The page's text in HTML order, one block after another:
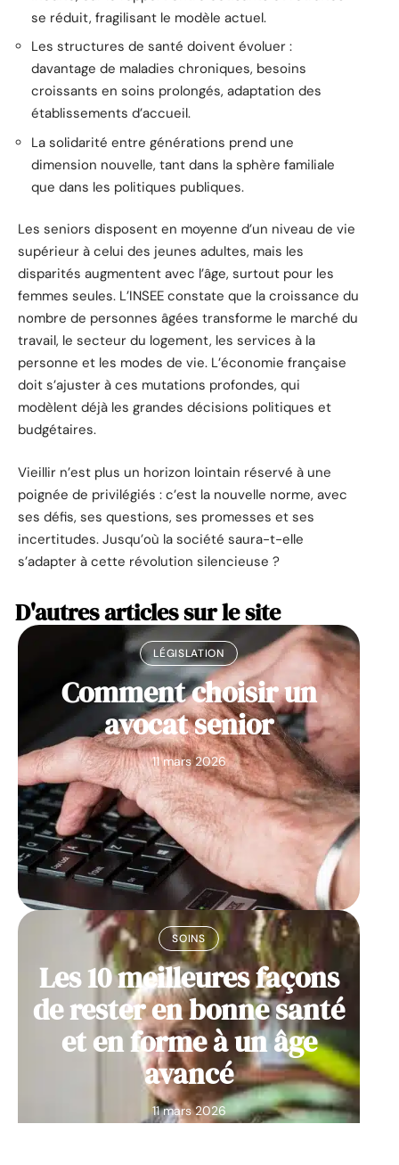
se réduit, fragilisant le modèle actuel.
Les structures de santé doivent évoluer :
davantage de maladies chroniques, besoins
croissants en soins prolongés, adaptation des
établissements d’accueil.
La solidarité entre générations prend une
dimension nouvelle, tant dans la sphère familiale
que dans les politiques publiques.
Les seniors disposent en moyenne d’un niveau de vie
supérieur à celui des jeunes adultes, mais les
disparités augmentent avec l’âge, surtout pour les
femmes seules. L’INSEE constate que la croissance du
nombre de personnes âgées transforme le marché du
travail, le secteur du logement, les services à la
personne et les modes de vie. L’économie française
doit s’ajuster à ces mutations profondes, qui
modèlent déjà les grandes décisions politiques et
budgétaires.
Vieillir n’est plus un horizon lointain réservé à une
poignée de privilégiés : c’est la nouvelle norme, avec
ses défis, ses questions, ses promesses et ses
incertitudes. Jusqu’où la société saura-t-elle
s’adapter à cette révolution silencieuse ?
D'autres articles sur le site
LÉGISLATION
Comment choisir un
avocat senior
11 mars 2026
SOINS
Les 10 meilleures façons
de rester en bonne santé
et en forme à un âge
avancé
11 mars 2026